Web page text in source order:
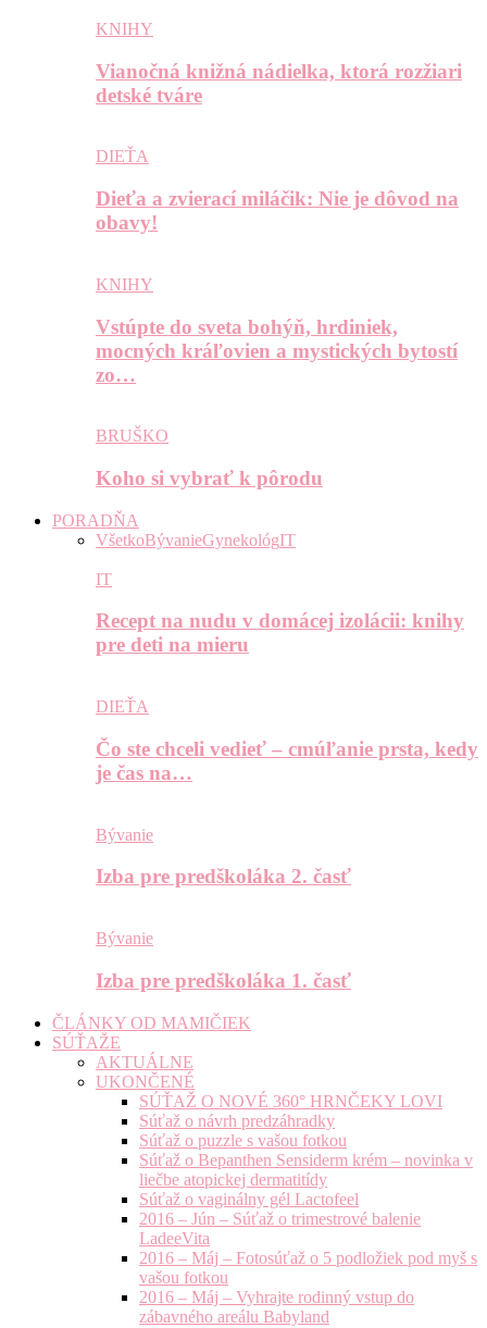
KNIHY
Vianočná knižná nádielka, ktorá rozžiari
detské tváre
DIEŤA
Dieťa a zvierací miláčik: Nie je dôvod na
obavy!
KNIHY
Vstúpte do sveta bohýň, hrdiniek,
mocných kráľovien a mystických bytostí
zo…
BRUŠKO
Koho si vybrať k pôrodu
PORADŇA
VšetkoBývanieGynekológIT
IT
Recept na nudu v domácej izolácii: knihy
pre deti na mieru
DIEŤA
Čo ste chceli vedieť – cmúľanie prsta, kedy
je čas na…
Bývanie
Izba pre predškoláka 2. časť
Bývanie
Izba pre predškoláka 1. časť
ČLÁNKY OD MAMIČIEK
SÚŤAŽE
AKTUÁLNE
UKONČENÉ
SÚŤAŽ O NOVÉ 360° HRNČEKY LOVI
Súťaž o návrh predzáhradky
Súťaž o puzzle s vašou fotkou
Súťaž o Bepanthen Sensiderm krém – novinka v
liečbe atopickej dermatitídy
Súťaž o vaginálny gél Lactofeel
2016 – Jún – Súťaž o trimestrové balenie
LadeeVita
2016 – Máj – Fotosúťaž o 5 podložiek pod myš s
vašou fotkou
2016 – Máj – Vyhrajte rodinný vstup do
zábavného areálu Babyland